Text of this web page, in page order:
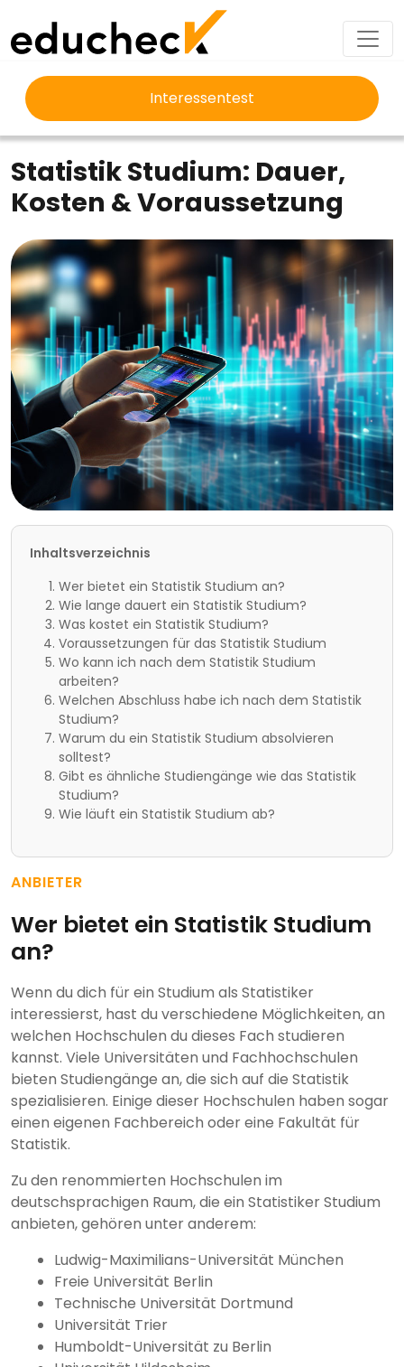
Interessentest
EDUCHECK STUDIUM STATISTIK STUDIUM
Statistik Studium: Dauer,
Kosten & Voraussetzung
Inhaltsverzeichnis
Wer bietet ein Statistik Studium an?
Wie lange dauert ein Statistik Studium?
Was kostet ein Statistik Studium?
Voraussetzungen für das Statistik Studium
Wo kann ich nach dem Statistik Studium
arbeiten?
Welchen Abschluss habe ich nach dem Statistik
Studium?
Warum du ein Statistik Studium absolvieren
solltest?
Gibt es ähnliche Studiengänge wie das Statistik
Studium?
Wie läuft ein Statistik Studium ab?
ANBIETER
Wer bietet ein Statistik Studium
an?
Wenn du dich für ein Studium als Statistiker
interessierst, hast du verschiedene Möglichkeiten, an
welchen Hochschulen du dieses Fach studieren
kannst. Viele Universitäten und Fachhochschulen
bieten Studiengänge an, die sich auf die Statistik
spezialisieren. Einige dieser Hochschulen haben sogar
einen eigenen Fachbereich oder eine Fakultät für
Statistik.
Zu den renommierten Hochschulen im
deutschsprachigen Raum, die ein Statistiker Studium
anbieten, gehören unter anderem:
Ludwig-Maximilians-Universität München
Freie Universität Berlin
Technische Universität Dortmund
Universität Trier
Humboldt-Universität zu Berlin